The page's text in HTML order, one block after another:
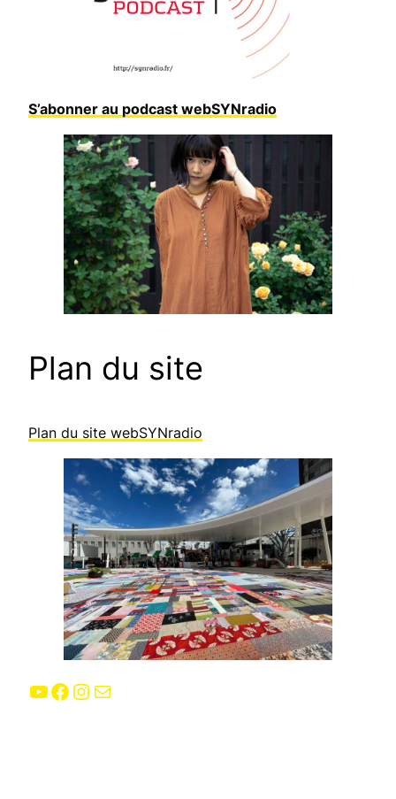
S’abonner au podcast webSYNradio
Plan du site
Plan du site webSYNradio
YouTube Facebook Instagram E-mail